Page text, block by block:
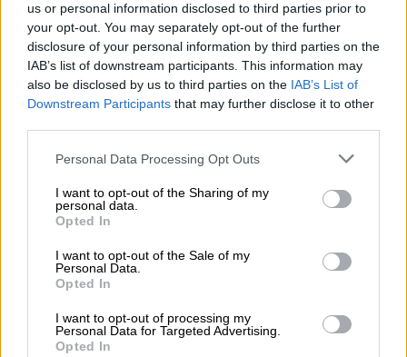
us or personal information disclosed to third parties prior to
your opt-out. You may separately opt-out of the further
disclosure of your personal information by third parties on the
IAB’s list of downstream participants. This information may
also be disclosed by us to third parties on the IAB’s List of
Downstream Participants that may further disclose it to other
Personal Data Processing Opt Outs
I want to opt-out of the Sharing of my
personal data.
Opted In
I want to opt-out of the Sale of my
Personal Data.
Opted In
I want to opt-out of processing my
Personal Data for Targeted Advertising.
Opted In
Arancha González Laya
Pedro Duque ESA
OMC
Ministerio de Exteriores
NOTICIAS RELACIONADAS
¿QUÉ ESTÁ PASANDO EN EL